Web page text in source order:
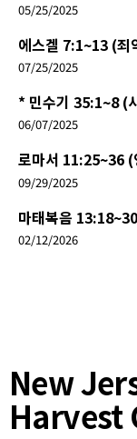
05/25/2025
에스겔 7:1~13 (죄
07/25/2025
* 민수기 35:1~8 (
06/07/2025
로마서 11:25~36 (
09/29/2025
마태복음
02/12/2026
New
Harvest